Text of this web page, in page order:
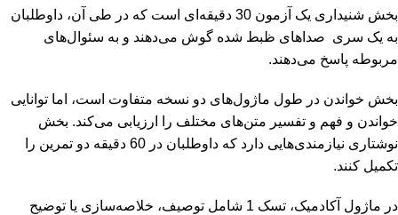
بخش شنیداری یک آزمون 30 دقیقه‌ای است که در طی آن، داوطلبان
به یک سری صداهای ظبط شده گوش می‌دهند و به سئوال‌های
مربوطه پاسخ می‌دهند.
بخش خواندن در طول ماژول‌های دو نسخه متفاوت است، اما توانایی
خواندن و فهم و تفسیر متن‌های مختلف را ارزیابی می‌کند. بخش
نوشتاری نیازمندی‌هایی دارد که داوطلبان در 60 دقیقه دو تمرین را
تکمیل کنند.
در ماژول آکادمیک، تسک 1 شامل توصیف، خلاصه‌سازی یا توضیح